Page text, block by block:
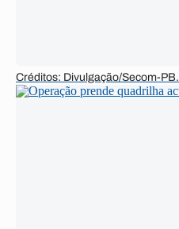
Créditos: Divulgação/Secom-PB.